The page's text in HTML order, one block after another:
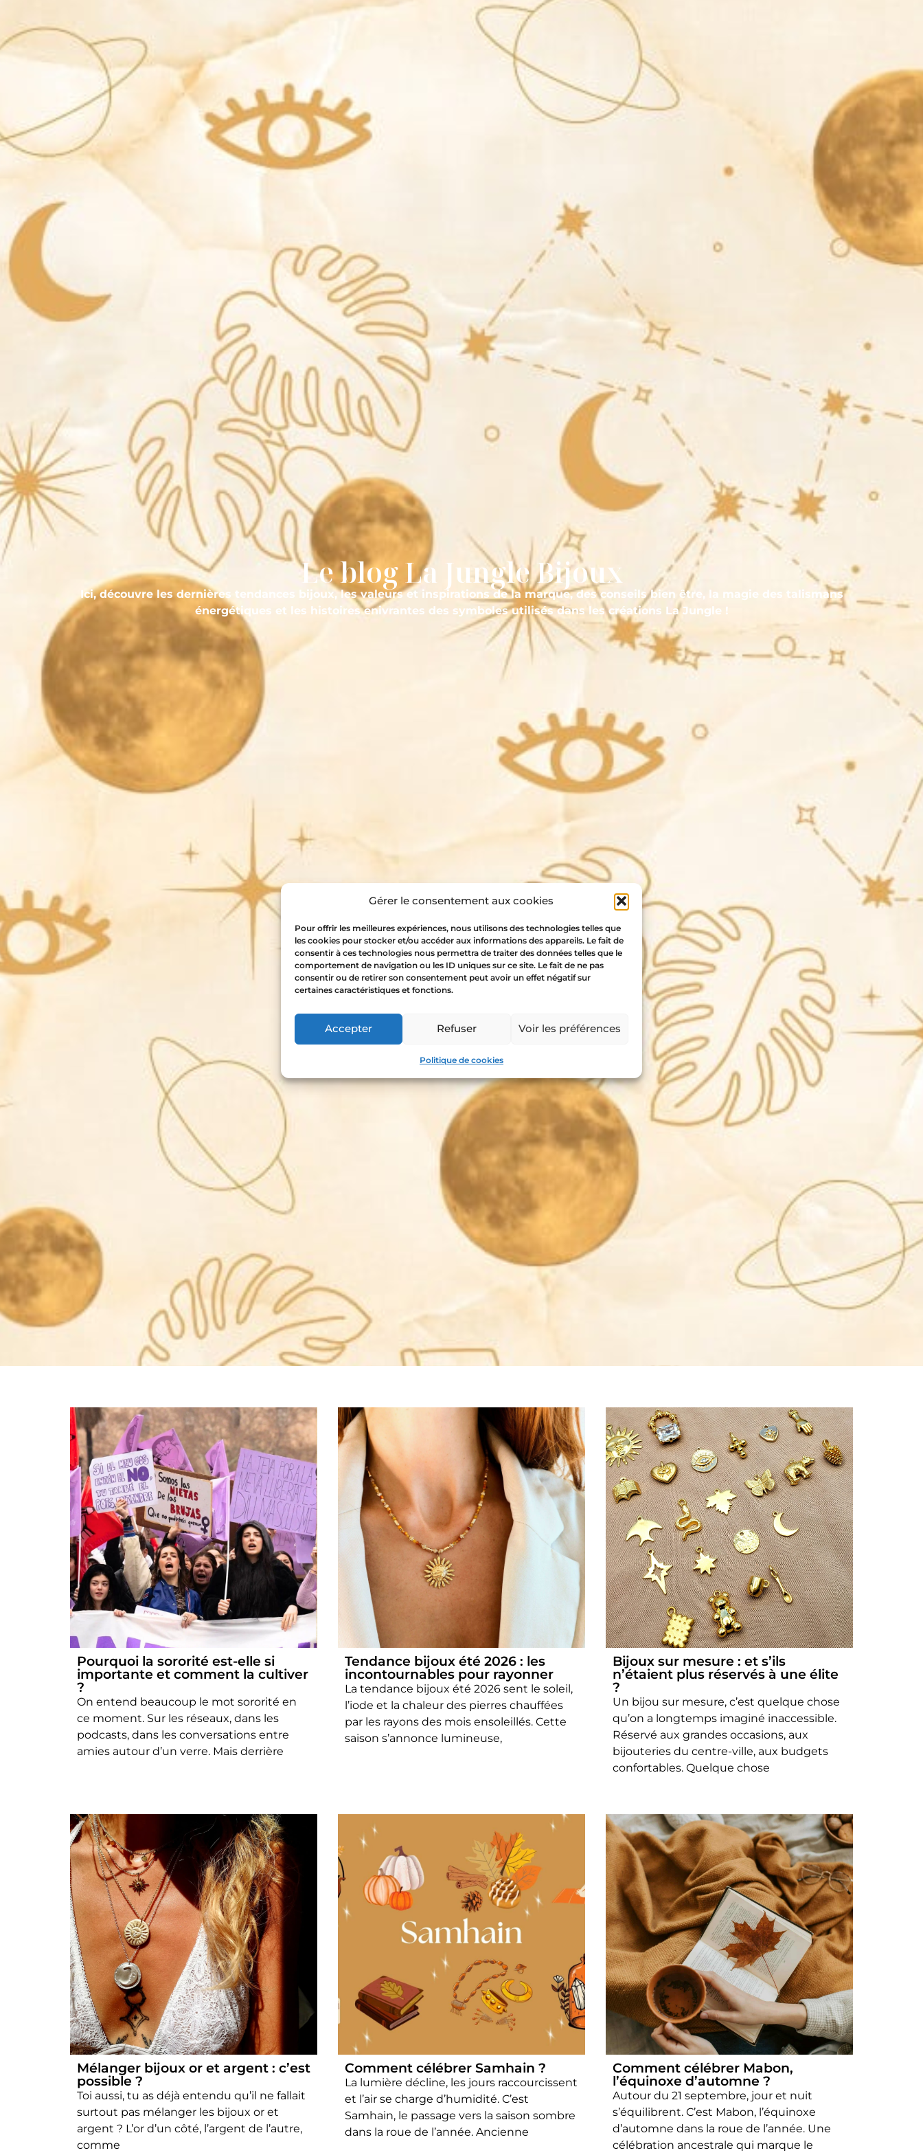
Gérer le consentement aux cookies
Pour offrir les meilleures expériences, nous utilisons des technologies telles que
les cookies pour stocker et/ou accéder aux informations des appareils. Le fait de
consentir à ces technologies nous permettra de traiter des données telles que le
comportement de navigation ou les ID uniques sur ce site. Le fait de ne pas
consentir ou de retirer son consentement peut avoir un effet négatif sur
certaines caractéristiques et fonctions.
Accepter Refuser Voir les préférences
Politique de cookies
Le blog La Jungle Bijoux
Ici, découvre les dernières tendances bijoux, les valeurs et inspirations de la marque, des conseils bien être, la magie des talismans
énergétiques et les histoires enivrantes des symboles utilisés dans les créations La Jungle !
Pourquoi la sororité est-elle si
importante et comment la cultiver
?
On entend beaucoup le mot sororité en
ce moment. Sur les réseaux, dans les
podcasts, dans les conversations entre
amies autour d’un verre. Mais derrière
Tendance bijoux été 2026 : les
incontournables pour rayonner
La tendance bijoux été 2026 sent le soleil,
l’iode et la chaleur des pierres chauffées
par les rayons des mois ensoleillés. Cette
saison s’annonce lumineuse,
Bijoux sur mesure : et s’ils
n’étaient plus réservés à une élite
?
Un bijou sur mesure, c’est quelque chose
qu’on a longtemps imaginé inaccessible.
Réservé aux grandes occasions, aux
bijouteries du centre-ville, aux budgets
confortables. Quelque chose
Mélanger bijoux or et argent : c’est
possible ?
Toi aussi, tu as déjà entendu qu’il ne fallait
surtout pas mélanger les bijoux or et
argent ? L’or d’un côté, l’argent de l’autre,
comme
Comment célébrer Samhain ?
La lumière décline, les jours raccourcissent
et l’air se charge d’humidité. C’est
Samhain, le passage vers la saison sombre
dans la roue de l’année. Ancienne
Comment célébrer Mabon,
l’équinoxe d’automne ?
Autour du 21 septembre, jour et nuit
s’équilibrent. C’est Mabon, l’équinoxe
d’automne dans la roue de l’année. Une
célébration ancestrale qui marque le